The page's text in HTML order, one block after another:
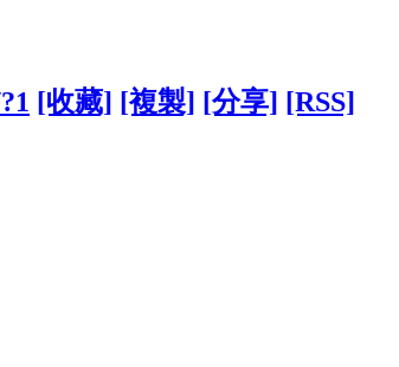
[收藏] [複製] [分享] [RSS]